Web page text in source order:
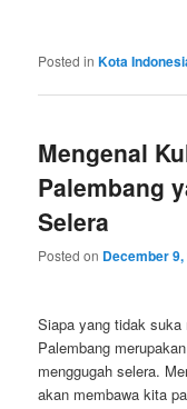
Posted in Kota
Mengenal
Palembang
Selera
Posted on December
Siapa yang tidak suka
Palembang
menggugah selera.
akan membawa kita